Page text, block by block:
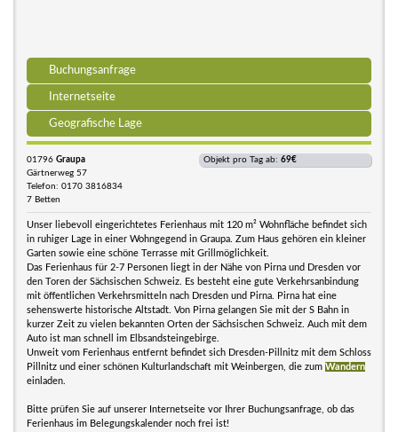
Buchungsanfrage
Internetseite
Geografische Lage
01796 Graupa
Gärtnerweg 57
Telefon: 0170 3816834
7 Betten
Objekt pro Tag ab: 69€
Unser liebevoll eingerichtetes Ferienhaus mit 120 m² Wohnfläche befindet sich
in ruhiger Lage in einer Wohngegend in Graupa. Zum Haus gehören ein kleiner
Garten sowie eine schöne Terrasse mit Grillmöglichkeit.
Das Ferienhaus für 2-7 Personen liegt in der Nähe von Pirna und Dresden vor
den Toren der Sächsischen Schweiz. Es besteht eine gute Verkehrsanbindung
mit öffentlichen Verkehrsmitteln nach Dresden und Pirna. Pirna hat eine
sehenswerte historische Altstadt. Von Pirna gelangen Sie mit der S Bahn in
kurzer Zeit zu vielen bekannten Orten der Sächsischen Schweiz. Auch mit dem
Auto ist man schnell im Elbsandsteingebirge.
Unweit vom Ferienhaus entfernt befindet sich Dresden-Pillnitz mit dem Schloss
Pillnitz und einer schönen Kulturlandschaft mit Weinbergen, die zum Wandern
einladen.
Bitte prüfen Sie auf unserer Internetseite vor Ihrer Buchungsanfrage, ob das
Ferienhaus im Belegungskalender noch frei ist!